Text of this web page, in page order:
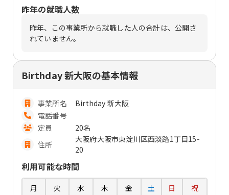
昨年の就職人数
昨年、この事業所から就職した人の合計は、公開さ
れていません。
Birthday 新大阪の基本情報
事業所名
Birthday 新大阪
電話番号
定員
20名
住所
大阪府大阪市東淀川区西淡路1丁目15-
20
利用可能な時間
月 火 水 木 金 土 日
祝